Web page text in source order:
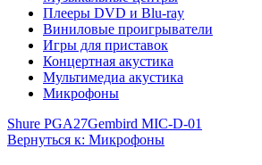
Плееры DVD и Blu-ray
Виниловые проигрыватели
Игры для приставок
Концертная акустика
Мультимедиа акустика
Микрофоны
Shure PGA27Gembird MIC-D-01
Вернуться к: Микрофоны